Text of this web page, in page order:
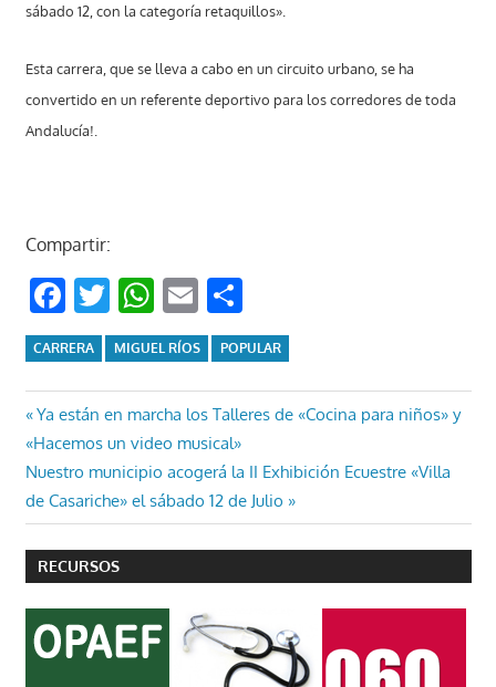
sábado 12, con la categoría retaquillos».
Esta carrera, que se lleva a cabo en un circuito urbano, se ha
convertido en un referente deportivo para los corredores de toda
Andalucía!.
Compartir:
Facebook
Twitter
WhatsApp
EmailCompartir
CARRERA MIGUEL RÍOS POPULAR
Navegación
de
entradas
Entrada
anterior:
Ya están en marcha los Talleres de «Cocina para niños» y
«Hacemos un video musical»
Entrada
siguiente:
Nuestro municipio acogerá la II Exhibición Ecuestre «Villa
de Casariche» el sábado 12 de Julio
RECURSOS